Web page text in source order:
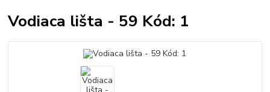
Vodiaca lišta - 59 Kód: 1